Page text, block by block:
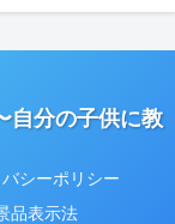
自分の子供に教
シーポリシー
品表示法